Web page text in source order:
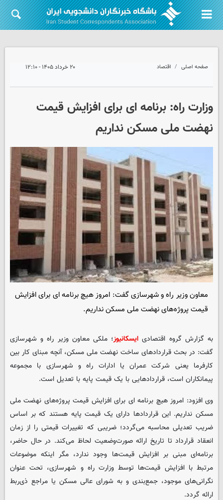
صفحه اصلی اقتصاد ۲۰ خرداد ۱۴۰۵ - ۱۲:۱۰
وزارت راه: برنامه ای برای افزایش قیمت
نهضت ملی مسکن نداریم
معاون وزیر راه و شهرسازی گفت: امروز هیچ برنامه ای برای افزایش
قیمت پروژه‌های نهضت ملی مسکن نداریم.
به گزارش گروه اقتصادی ایسکانیوز؛ ملکی معاون وزیر راه و شهرسازی
گفت: در بحث قراردادهای ساخت نهضت ملی مسکن، آنچه مبنای کار بین
کارفرما یعنی شرکت عمران یا ادارات راه و شهرسازی با مجموعه
پیمانکاران است، قراردادهایی با یک قیمت پایه با تعدیل است.
وی افزود: امروز هیچ برنامه ای برای افزایش قیمت پروژه‌های نهضت ملی
مسکن نداریم. این قراردادها دارای یک قیمت پایه هستند که بر اساس
ضریب تعدیلی محاسبه می‌گردد؛ ضریبی که تغییرات قیمتی را از زمان
انعقاد قرارداد تا تاریخ ارائه صورت‌وضعیت لحاظ می‌کند. در حال حاضر،
برنامه‌ای مبنی بر افزایش قیمت‌ها وجود ندارد، مگر اینکه موضوعات
مرتبط با افزایش قیمت‌ها توسط وزارت راه و شهرسازی، تحت عنوان
نگرانی‌های موجود، جمع‌بندی و به شورای عالی مسکن یا مراجع ذی‌ربط
ارائه گردد.